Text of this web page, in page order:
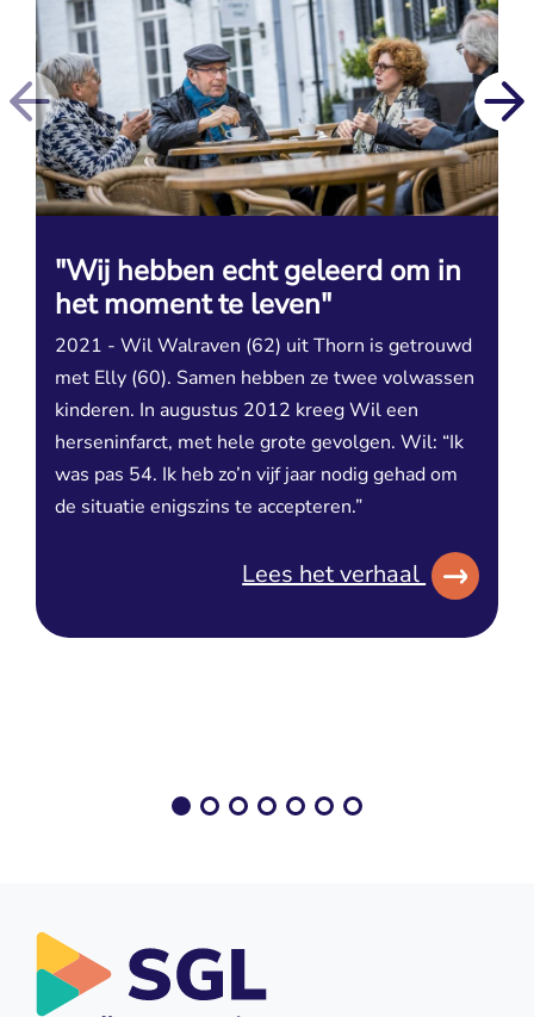
"Wij hebben echt geleerd om in
het moment te leven"
2021 - Wil Walraven (62) uit Thorn is getrouwd
met Elly (60). Samen hebben ze twee volwassen
kinderen. In augustus 2012 kreeg Wil een
herseninfarct, met hele grote gevolgen. Wil: “Ik
was pas 54. Ik heb zo’n vijf jaar nodig gehad om
de situatie enigszins te accepteren.”
Lees het verhaal